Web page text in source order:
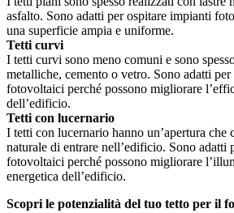
asfalto. Sono adatti per ospitare impianti
una superficie ampia e uniforme.
Tetti curvi
I tetti curvi sono meno comuni e sono
metalliche, cemento o vetro. Sono adatti
fotovoltaici perché possono migliorare
dell’edificio.
Tetti con lucernario
I tetti con lucernario hanno un’apertura che
naturale di entrare nell’edificio. Sono adatti
fotovoltaici perché possono migliorare
energetica dell’edificio.
Scopri le potenzialità del tuo tetto per il